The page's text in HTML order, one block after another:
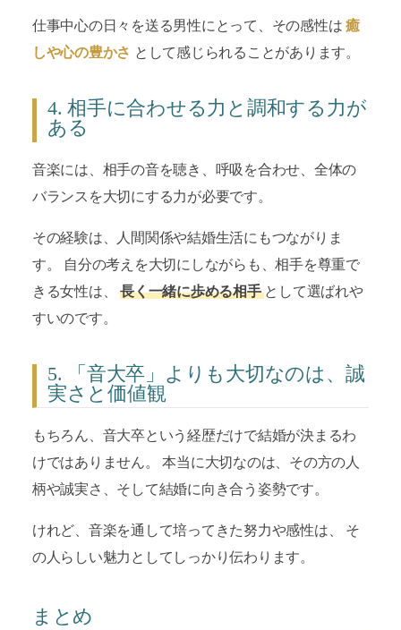
仕事中心の日々を送る男性にとって、その感性は癒
しや心の豊かさ として感じられることがあります。
4. 相手に合わせる力と調和する力が
ある
音楽には、相手の音を聴き、呼吸を合わせ、全体の
バランスを大切にする力が必要です。
その経験は、人間関係や結婚生活にもつながりま
す。 自分の考えを大切にしながらも、相手を尊重で
きる女性は、長く一緒に歩める相手として選ばれや
すいのです。
5. 「音大卒」よりも大切なのは、誠
実さと価値観
もちろん、音大卒という経歴だけで結婚が決まるわ
けではありません。 本当に大切なのは、その方の人
柄や誠実さ、そして結婚に向き合う姿勢です。
けれど、音楽を通して培ってきた努力や感性は、 そ
の人らしい魅力としてしっかり伝わります。
まとめ